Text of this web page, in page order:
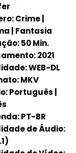
Crime |
| Fantasia
50 Min.
2021
WEB-DL
MKV
Português |
PT-BR
de Áudio: